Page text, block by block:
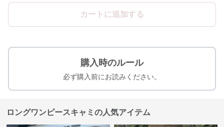
カートに追加する
購入時のルール
必ず購入前にお読みください。
ロングワンピースキャミの人気アイテム